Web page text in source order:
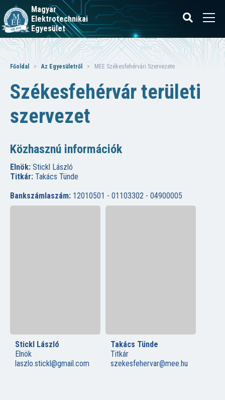
Magyar
Elektrotechnikai
Egyesület
Főoldal >Az Egyesületről > MEE Székesfehérvári Szervezete
Székesfehérvár területi
szervezet
Közhasznú információk
Elnök: Stickl László
Titkár: Takács Tünde
Bankszámlaszám: 12010501 - 01103302 - 04900005
Stickl László
Elnök
laszlo.stickl@gmail.com
Takács Tünde
Titkár
szekesfehervar@mee.hu